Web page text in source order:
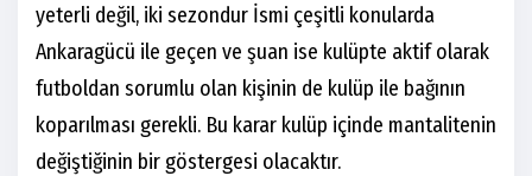
yeterli değil, iki sezondur İsmi çeşitli konularda
Ankaragücü ile geçen ve şuan ise kulüpte aktif olarak
futboldan sorumlu olan kişinin de kulüp ile bağının
koparılması gerekli. Bu karar kulüp içinde mantalitenin
değiştiğinin bir göstergesi olacaktır.